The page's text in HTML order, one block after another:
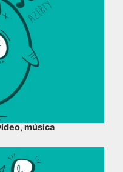
música